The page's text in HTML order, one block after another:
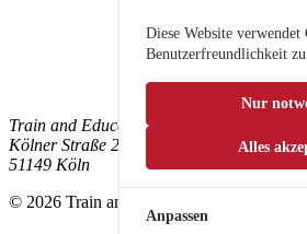
Train and Education GmbH
Kölner Straße 265
51149 Köln
© 2026 Train and Education GmbH. Alle
Diese Website
Benutzerfreundlichkeit zu
Nur
Alles
Anpassen